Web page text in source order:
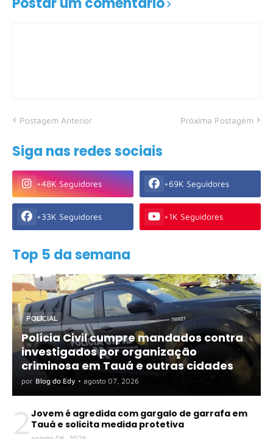
Postagem Anterior Próxima Postagem
Siga nas redes sociais
+48K Seguidores +69K Seguidores
+33K Seguidores +1K Seguidores
Top 5 da semana
POLICIAL
Polícia Civil cumpre mandados contra
investigados por organização
criminosa em Tauá e outras cidades
por Blog do Edy • agosto 07, 2026
2 Jovem é agredida com gargalo de garrafa em
Tauá e solicita medida protetiva